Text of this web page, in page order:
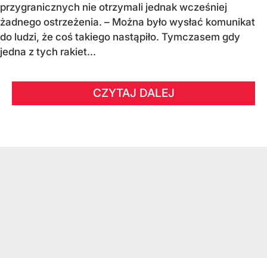
przygranicznych nie otrzymali jednak wcześniej
żadnego ostrzeżenia. – Można było wysłać komunikat
do ludzi, że coś takiego nastąpiło. Tymczasem gdy
jedna z tych rakiet...
CZYTAJ DALEJ